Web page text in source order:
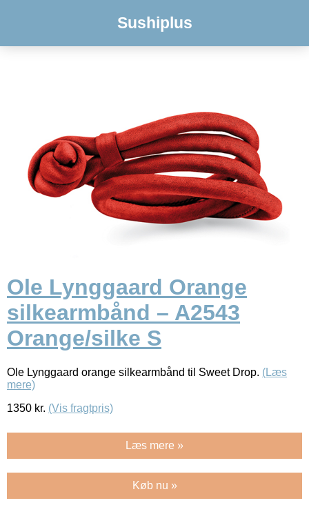
Sushiplus
Ole Lynggaard Orange
silkearmbånd – A2543
Orange/silke S
Ole Lynggaard orange silkearmbånd til Sweet Drop. (Læs
mere)
1350 kr. (Vis fragtpris)
Læs mere »
Køb nu »